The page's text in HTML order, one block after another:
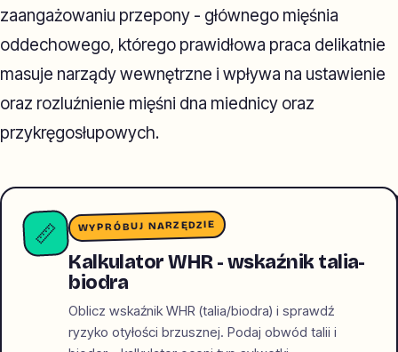
zaangażowaniu przepony - głównego mięśnia
oddechowego, którego prawidłowa praca delikatnie
masuje narządy wewnętrzne i wpływa na ustawienie
oraz rozluźnienie mięśni dna miednicy oraz
przykręgosłupowych.
📏 WYPRÓBUJ NARZĘDZIE
Kalkulator WHR - wskaźnik talia-
biodra
Oblicz wskaźnik WHR (talia/biodra) i sprawdź
ryzyko otyłości brzusznej. Podaj obwód talii i